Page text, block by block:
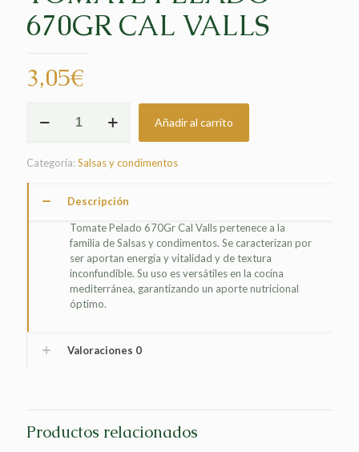
670GR CAL VALLS
3,05€
PELADO
VALLS
cantidad
Añadir al carrito
Categoría:Salsas y condimentos
Descripción
Tomate Pelado 670Gr Cal Valls pertenece a la
familia de Salsas y condimentos. Se caracterizan por
ser aportan energía y vitalidad y de textura
inconfundible. Su uso es versátiles en la cocina
mediterránea, garantizando un aporte nutricional
óptimo.
Valoraciones 0
Productos relacionados